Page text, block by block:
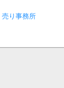
売り事務所